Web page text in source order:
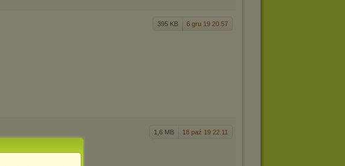
395 KB 6 gru 19 20:57
1,6 MB 18 paź 19 22:11